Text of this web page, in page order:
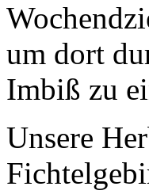
um dort
Imbiß zu
Unsere